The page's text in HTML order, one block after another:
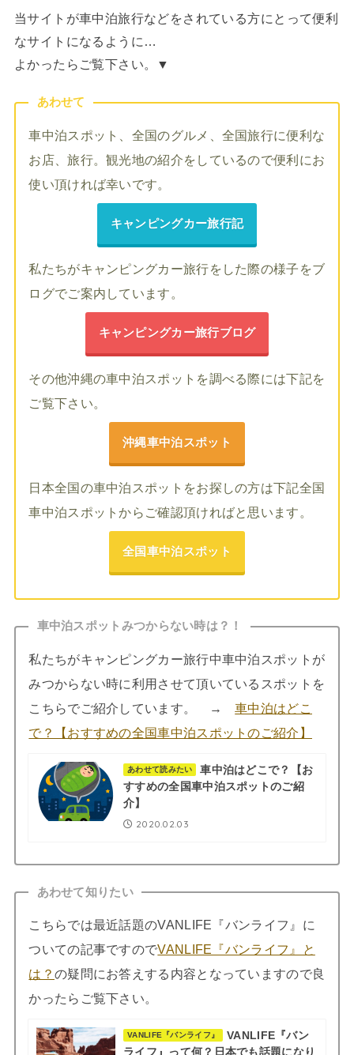
当サイトが車中泊旅行などをされている方にとって便利
なサイトになるように…
よかったらご覧下さい。▼
あわせて
車中泊スポット、全国のグルメ、全国旅行に便利な
お店、旅行。観光地の紹介をしているので便利にお
使い頂ければ幸いです。
キャンピングカー旅行記
私たちがキャンピングカー旅行をした際の様子をブ
ログでご案内しています。
キャンピングカー旅行ブログ
その他沖縄の車中泊スポットを調べる際には下記を
ご覧下さい。
沖縄車中泊スポット
日本全国の車中泊スポットをお探しの方は下記全国
車中泊スポットからご確認頂ければと思います。
全国車中泊スポット
車中泊スポットみつからない時は？！
私たちがキャンピングカー旅行中車中泊スポットが
みつからない時に利用させて頂いているスポットを
こちらでご紹介しています。 →車中泊はどこ
で？【おすすめの全国車中泊スポットのご紹介】
あわせて読みたい
車中泊はどこで？【お
すすめの全国車中泊スポットのご紹
介】
2020.02.03
あわせて知りたい
こちらでは最近話題のVANLIFE『バンライフ』に
ついての記事ですのでVANLIFE『バンライフ』と
は？ の疑問にお答えする内容となっていますので良
かったらご覧下さい。
VANLIFE『バンライフ』
VANLIFE『バン
ライフ』って何？日本でも話題になり